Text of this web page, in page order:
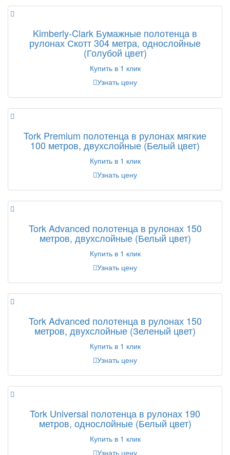
Kimberly-Clark Бумажные полотенца в
рулонах Скотт 304 метра, однослойные
(Голубой цвет)
Купить в 1 клик
Узнать цену
Tork Premium полотенца в рулонах мягкие
100 метров, двухслойные (Белый цвет)
Купить в 1 клик
Узнать цену
Tork Advanced полотенца в рулонах 150
метров, двухслойные (Белый цвет)
Купить в 1 клик
Узнать цену
Tork Advanced полотенца в рулонах 150
метров, двухслойные (Зеленый цвет)
Купить в 1 клик
Узнать цену
Tork Universal полотенца в рулонах 190
метров, однослойные (Белый цвет)
Купить в 1 клик
Узнать цену